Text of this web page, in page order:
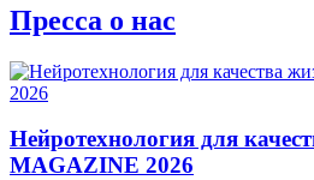
Пресса о нас
Нейротехнология для
MAGAZINE 2026